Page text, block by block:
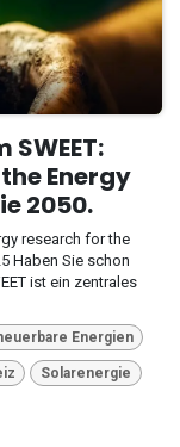
Energy
2050.
research for the
Haben Sie schon
ist ein zentrales
Energien
Solarenergie